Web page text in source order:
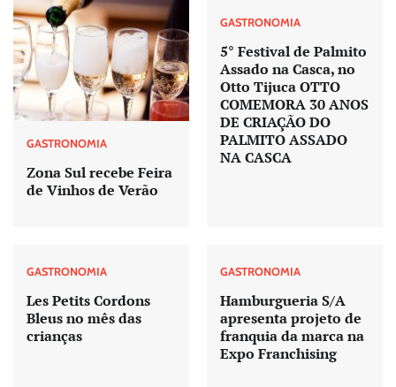
GASTRONOMIA
Zona Sul recebe Feira
de Vinhos de Verão
GASTRONOMIA
5° Festival de Palmito
Assado na Casca, no
Otto Tijuca OTTO
COMEMORA 30 ANOS
DE CRIAÇÃO DO
PALMITO ASSADO
NA CASCA
GASTRONOMIA
Les Petits Cordons
Bleus no mês das
crianças
GASTRONOMIA
Hamburgueria S/A
apresenta projeto de
franquia da marca na
Expo Franchising